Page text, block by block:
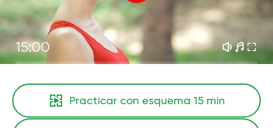
15:00
Practicar con esquema 15 min